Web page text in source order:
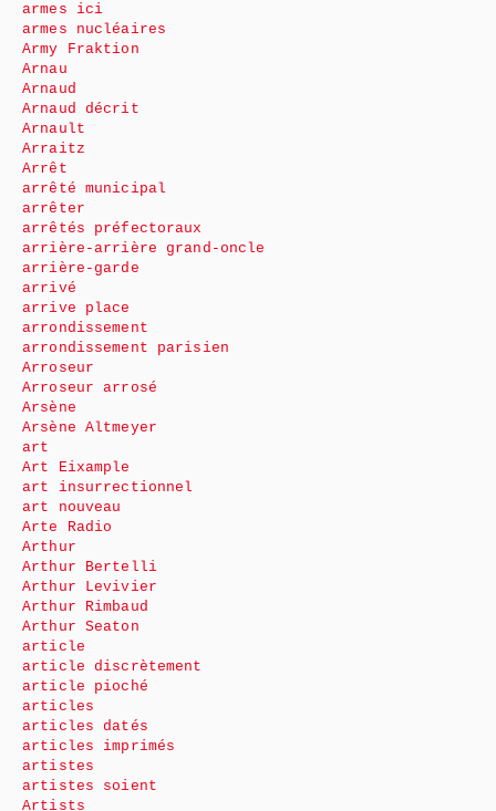
armes ici
armes nucléaires
Army Fraktion
Arnau
Arnaud
Arnaud décrit
Arnault
Arraitz
Arrêt
arrêté municipal
arrêter
arrêtés préfectoraux
arrière-arrière grand-oncle
arrière-garde
arrivé
arrive place
arrondissement
arrondissement parisien
Arroseur
Arroseur arrosé
Arsène
Arsène Altmeyer
art
Art Eixample
art insurrectionnel
art nouveau
Arte Radio
Arthur
Arthur Bertelli
Arthur Levivier
Arthur Rimbaud
Arthur Seaton
article
article discrètement
article pioché
articles
articles datés
articles imprimés
artistes
artistes soient
Artists